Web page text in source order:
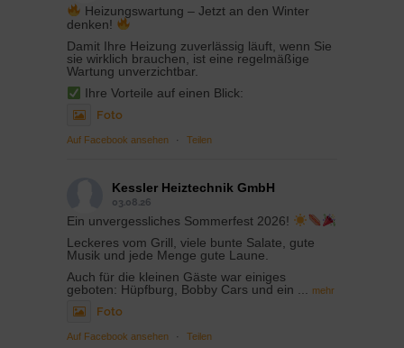
Heizungswartung – Jetzt an den Winter
denken!
Damit Ihre Heizung zuverlässig läuft, wenn Sie
sie wirklich brauchen, ist eine regelmäßige
Wartung unverzichtbar.
Ihre Vorteile auf einen Blick:
Foto
Auf Facebook ansehen · Teilen
Kessler Heiztechnik GmbH
03.08.26
Ein unvergessliches Sommerfest 2026!
Leckeres vom Grill, viele bunte Salate, gute
Musik und jede Menge gute Laune.
Auch für die kleinen Gäste war einiges
geboten: Hüpfburg, Bobby Cars und ein
mehr
Foto
Auf Facebook ansehen · Teilen